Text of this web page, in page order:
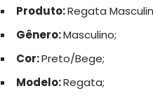
Produto:Regata
Gênero:Masculino;
Cor:Preto/Bege;
Modelo:Regata;